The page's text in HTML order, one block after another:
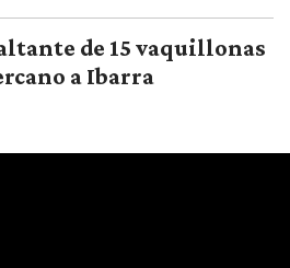
de 15 vaquillonas
a Ibarra